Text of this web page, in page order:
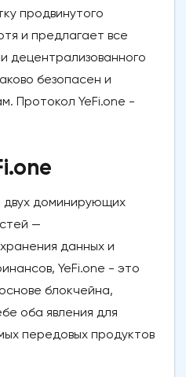
продвинутого
и предлагает все
децентрализованного
безопасен и
Протокол YeFi.one -
доминирующих
—
данных и
YeFi.one - это
блокчейна,
оба явления для
передовых продуктов